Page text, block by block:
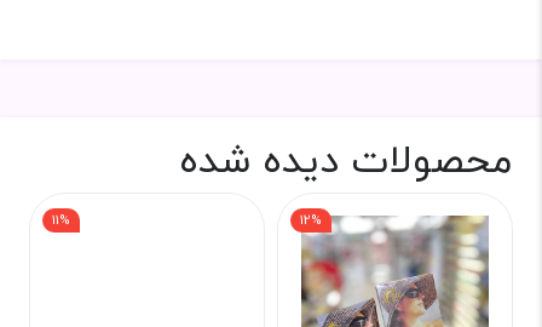
محصولات دیده شده
12%
11%